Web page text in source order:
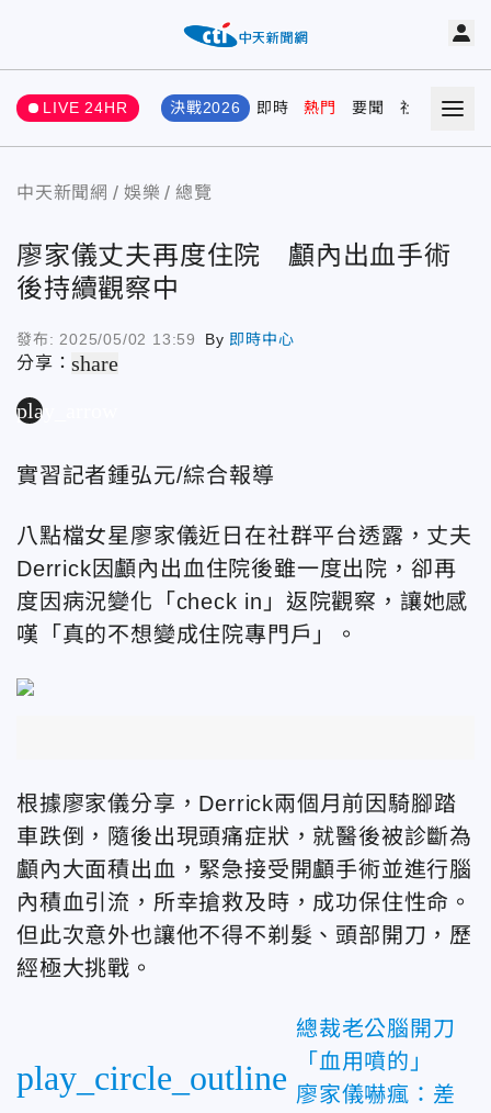
LIVE 24HR 決戰2026 即時 熱門 要聞 社會 娛樂
中天新聞網 娛樂 總覽
廖家儀丈夫再度住院 顱內出血手術
後持續觀察中
發布: 2025/05/02 13:59 By 即時中心
分享：share
play_arrow
實習記者鍾弘元/綜合報導
八點檔女星廖家儀近日在社群平台透露，丈夫
Derrick因顱內出血住院後雖一度出院，卻再
度因病況變化「check in」返院觀察，讓她感
嘆「真的不想變成住院專門戶」。
根據廖家儀分享，Derrick兩個月前因騎腳踏
車跌倒，隨後出現頭痛症狀，就醫後被診斷為
顱內大面積出血，緊急接受開顱手術並進行腦
內積血引流，所幸搶救及時，成功保住性命。
但此次意外也讓他不得不剃髮、頭部開刀，歷
經極大挑戰。
play_circle_outline
總裁老公腦開刀
「血用噴的」
廖家儀嚇瘋：差